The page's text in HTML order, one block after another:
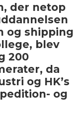
der netop
og shipping
blev
200
da
og HK’s
og